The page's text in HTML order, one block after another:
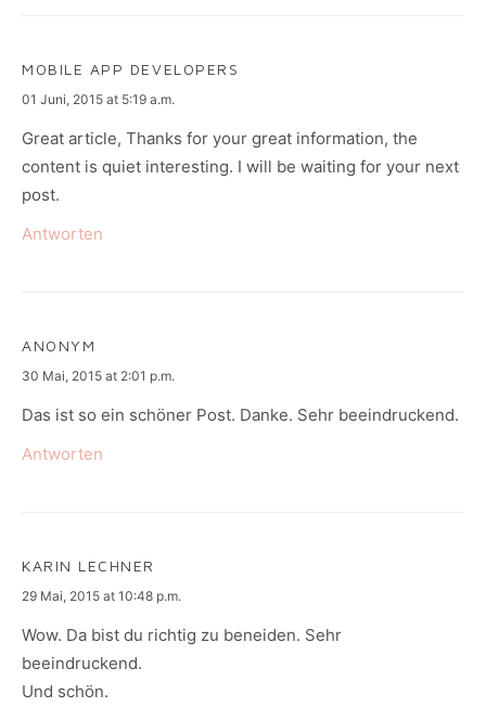
MOBILE APP DEVELOPERS
says:
01 Juni, 2015 at 5:19 a.m.
Great article, Thanks for your great information, the
content is quiet interesting. I will be waiting for your next
post.
Antworten
ANONYM
says:
30 Mai, 2015 at 2:01 p.m.
Das ist so ein schöner Post. Danke. Sehr beeindruckend.
Antworten
KARIN LECHNER
says:
29 Mai, 2015 at 10:48 p.m.
Wow. Da bist du richtig zu beneiden. Sehr
beeindruckend.
Und schön.